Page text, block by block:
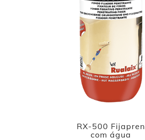
RX-500 Fijapren
com água